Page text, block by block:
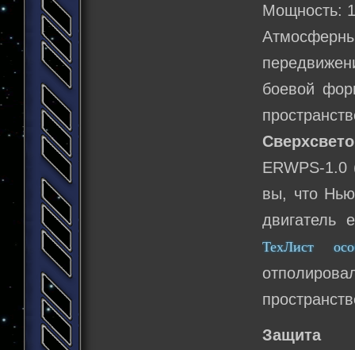
Мощность:
боевой
ERWPS-
вы, что
двигатель
ТехЛист
Защита